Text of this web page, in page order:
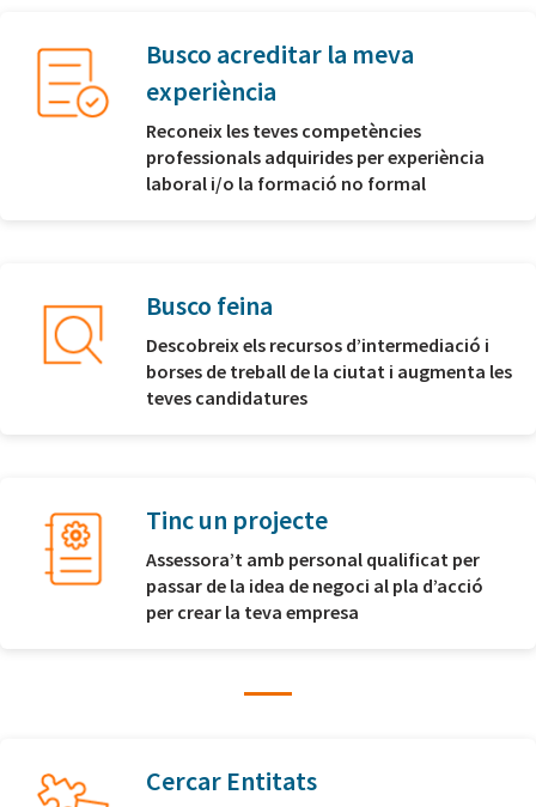
Busco acreditar la meva
experiència
Reconeix les teves competències
professionals adquirides per experiència
laboral i/o la formació no formal
Busco feina
Descobreix els recursos d’intermediació i
borses de treball de la ciutat i augmenta les
teves candidatures
Tinc un projecte
Assessora’t amb personal qualificat per
passar de la idea de negoci al pla d’acció
per crear la teva empresa
Cercar Entitats